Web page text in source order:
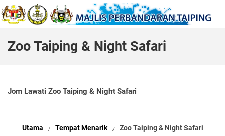
Zoo Taiping & Night Safari
Jom Lawati Zoo Taiping & Night Safari
Utama Tempat Menarik Zoo Taiping & Night Safari